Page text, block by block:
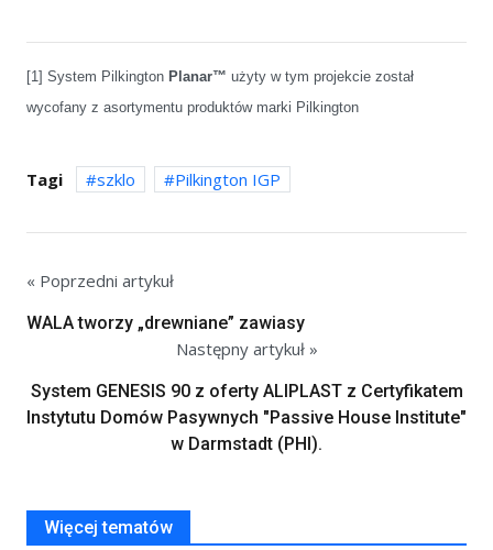
[1] System Pilkington Planar™ użyty w tym projekcie został
wycofany z asortymentu produktów marki Pilkington
Tagi szklo Pilkington IGP
« Poprzedni artykuł
WALA tworzy „drewniane” zawiasy
Następny artykuł »
System GENESIS 90 z oferty ALIPLAST z Certyfikatem
Instytutu Domów Pasywnych "Passive House Institute"
w Darmstadt (PHI).
Więcej tematów